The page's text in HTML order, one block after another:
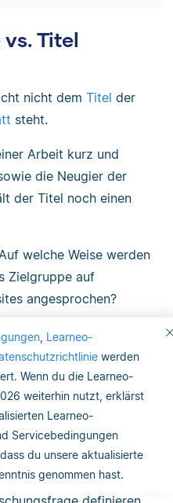
, Learneo-
werden
Wenn du die Learneo-
weiterhin nutzt, erklärst
Learneo-
Servicebedingungen
du unsere aktualisierte
genommen hast.
Titel
nicht dem Titel der
steht.
Arbeit kurz und
die Neugier der
der Titel noch einen
welche Weise werden
Zielgruppe auf
angesprochen?
Gott bei uns‘. Eine
für
Altersheim-Websites.
reicht
begrenztenUmfang